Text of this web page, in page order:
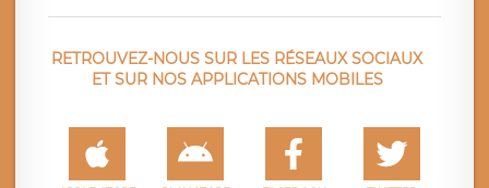
RETROUVEZ-NOUS SUR LES RÉSEAUX SOCIAUX
ET SUR NOS APPLICATIONS MOBILES